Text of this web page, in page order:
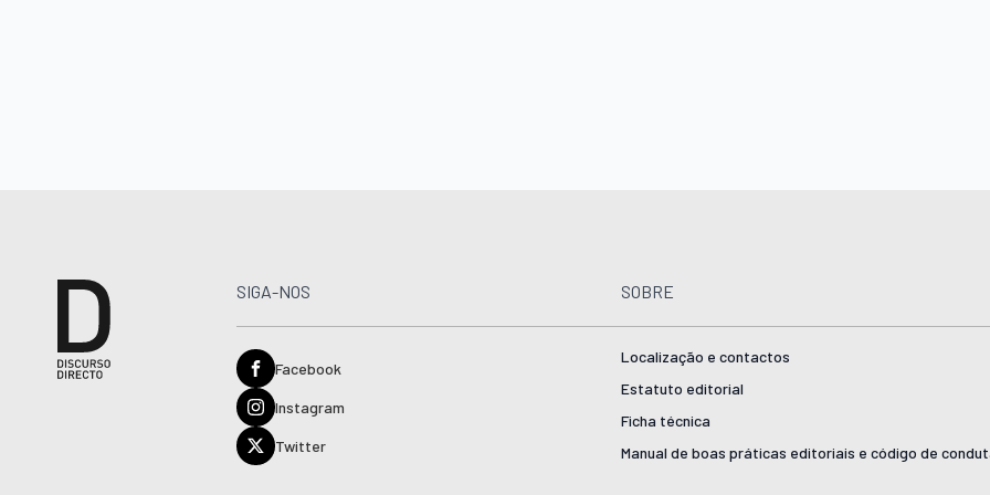
SIGA-NOS
Facebook
Instagram
Twitter
SOBRE
Localização e contactos
Estatuto editorial
Ficha técnica
Manual de boas práticas editoriais e código de